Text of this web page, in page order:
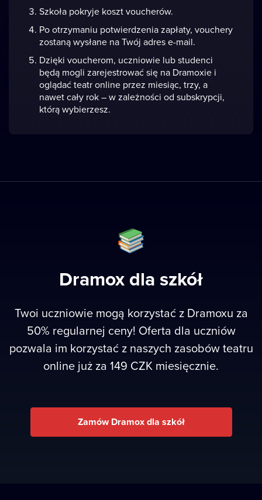
Szkoła pokryje koszt voucherów.
Po otrzymaniu potwierdzenia zapłaty, vouchery
zostaną wysłane na Twój adres e-mail.
Dzięki voucherom, uczniowie lub studenci
będą mogli zarejestrować się na Dramoxie i
oglądać teatr online przez miesiąc, trzy, a
nawet cały rok – w zależności od subskrypcji,
którą wybierzesz.
Dramox dla szkół
Twoi uczniowie mogą korzystać z Dramoxu za
50% regularnej ceny! Oferta dla uczniów
pozwala im korzystać z naszych zasobów teatru
online już za 149 CZK miesięcznie.
Zamów Dramox dla szkół